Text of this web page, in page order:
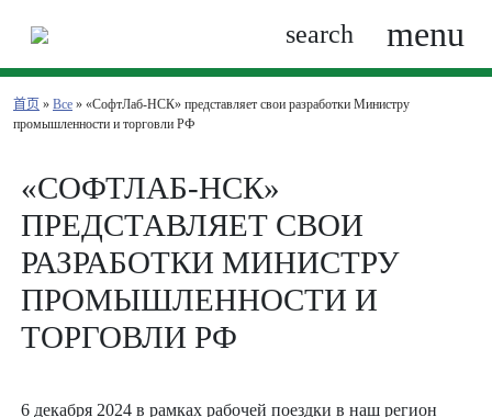
search menu
首页 » Все » «СофтЛаб-НСК» представляет свои разработки Министру
промышленности и торговли РФ
«СОФТЛАБ-НСК»
ПРЕДСТАВЛЯЕТ СВОИ
РАЗРАБОТКИ МИНИСТРУ
ПРОМЫШЛЕННОСТИ И
ТОРГОВЛИ РФ
6 декабря 2024 в рамках рабочей поездки в наш регион